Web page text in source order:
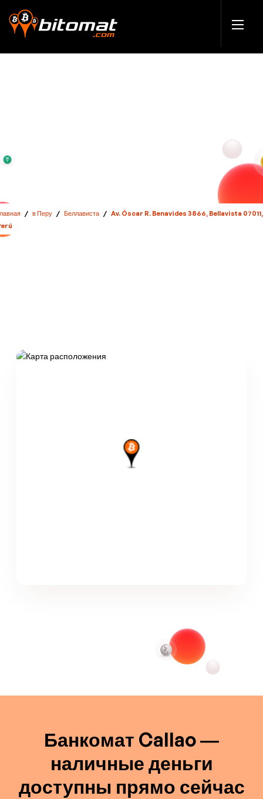
/ в Перу / Беллависта / Av. Óscar R. Benavides 3866, Bellavista 07011,
Банкомат Callao —
наличные деньги
доступны прямо сейчас